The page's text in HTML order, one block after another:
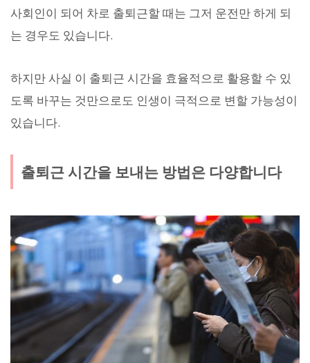
사회인이 되어 차로 출퇴근할 때는 그저 운전만 하게 되
는 경우도 있습니다.
하지만 사실 이 출퇴근 시간을 효율적으로 활용할 수 있
도록 바꾸는 것만으로도 인생이 극적으로 변할 가능성이
있습니다.
출퇴근 시간을 보내는 방법은 다양합니다